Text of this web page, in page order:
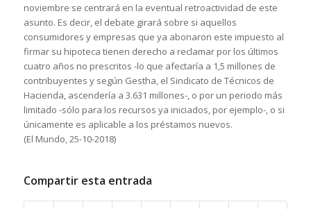
noviembre se centrará en la eventual retroactividad de este
asunto. Es decir, el debate girará sobre si aquellos
consumidores y empresas que ya abonaron este impuesto al
firmar su hipoteca tienen derecho a reclamar por los últimos
cuatro años no prescritos -lo que afectaría a 1,5 millones de
contribuyentes y según Gestha, el Sindicato de Técnicos de
Hacienda, ascendería a 3.631 millones-, o por un periodo más
limitado -sólo para los recursos ya iniciados, por ejemplo-, o si
únicamente es aplicable a los préstamos nuevos.
(El Mundo, 25-10-2018)
Compartir esta entrada